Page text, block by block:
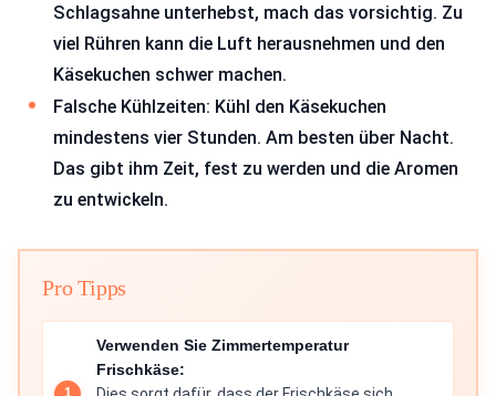
Schlagsahne unterhebst, mach das vorsichtig. Zu
viel Rühren kann die Luft herausnehmen und den
Käsekuchen schwer machen.
Falsche Kühlzeiten: Kühl den Käsekuchen
mindestens vier Stunden. Am besten über Nacht.
Das gibt ihm Zeit, fest zu werden und die Aromen
zu entwickeln.
Pro Tipps
Verwenden Sie Zimmertemperatur
Frischkäse: